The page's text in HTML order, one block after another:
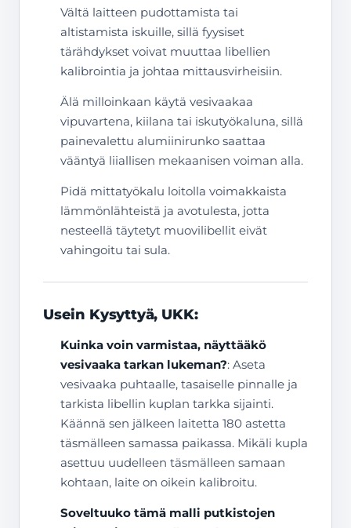
Vältä laitteen pudottamista tai
altistamista iskuille, sillä fyysiset
tärähdykset voivat muuttaa libellien
kalibrointia ja johtaa mittausvirheisiin.
Älä milloinkaan käytä vesivaakaa
vipuvartena, kiilana tai iskutyökaluna, sillä
painevalettu alumiinirunko saattaa
vääntyä liiallisen mekaanisen voiman alla.
Pidä mittatyökalu loitolla voimakkaista
lämmönlähteistä ja avotulesta, jotta
nesteellä täytetyt muovilibellit eivät
vahingoitu tai sula.
Usein Kysyttyä, UKK:
Kuinka voin varmistaa, näyttääkö
vesivaaka tarkan lukeman?: Aseta
vesivaaka puhtaalle, tasaiselle pinnalle ja
tarkista libellin kuplan tarkka sijainti.
Käännä sen jälkeen laitetta 180 astetta
täsmälleen samassa paikassa. Mikäli kupla
asettuu uudelleen täsmälleen samaan
kohtaan, laite on oikein kalibroitu.
Soveltuuko tämä malli putkistojen